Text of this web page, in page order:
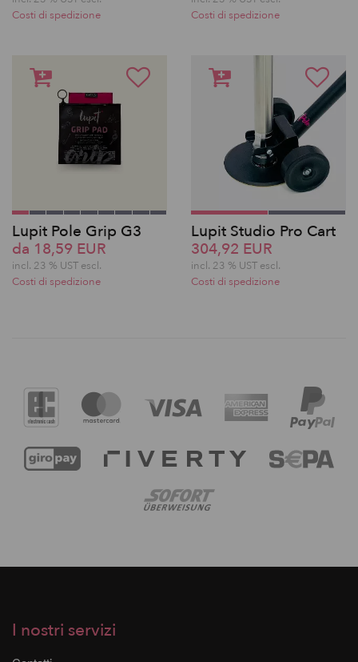
Costi di spedizione
Costi di spedizione
Lupit Pole Grip G3
da 18,59 EUR
incl. 23 % UST escl.
Costi di spedizione
Lupit Studio Pro Cart
304,92 EUR
incl. 23 % UST escl.
Costi di spedizione
I nostri servizi